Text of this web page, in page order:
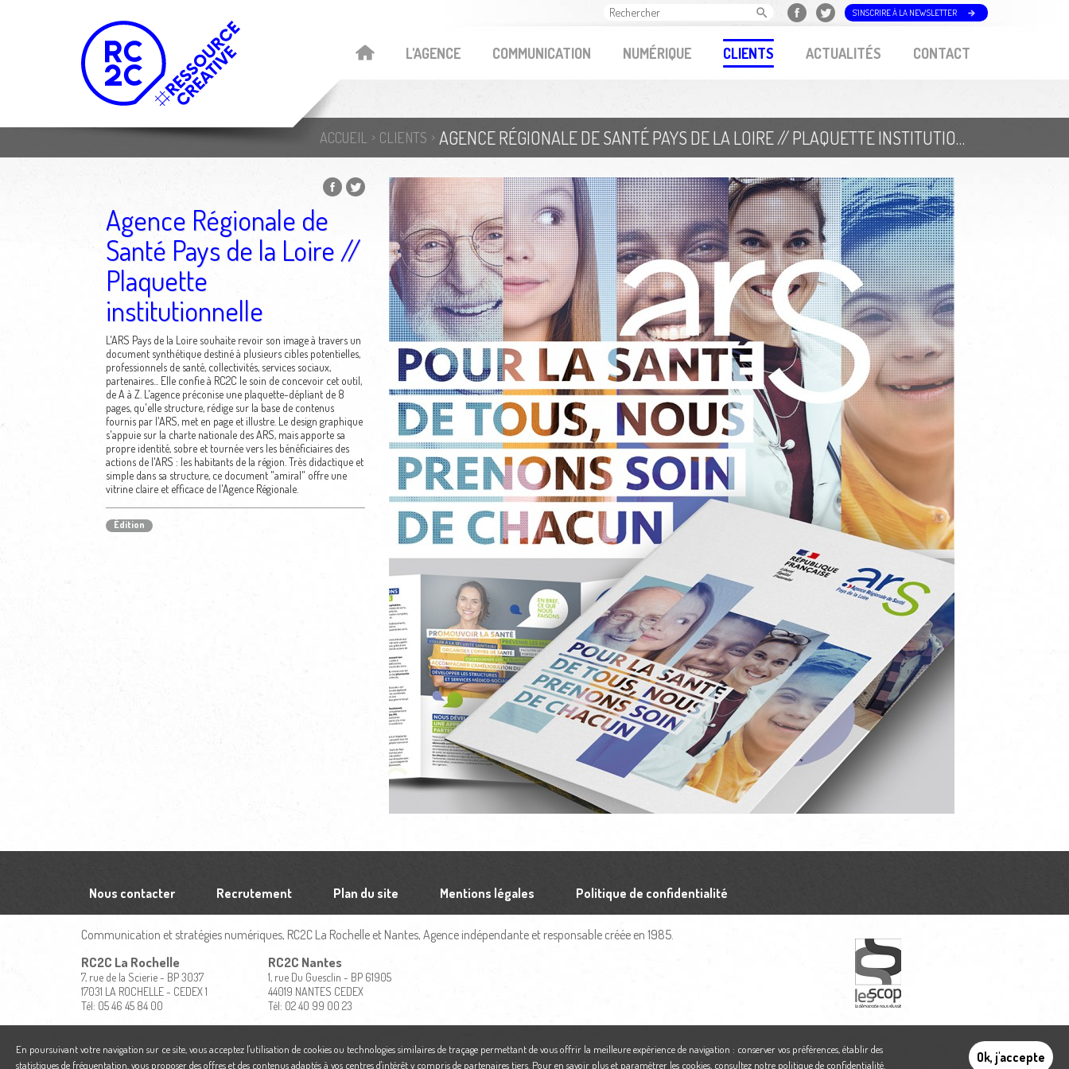
L'AGENCE COMMUNICATION NUMÉRIQUE CLIENTS ACTUALITÉS CONTACT
S'INSCRIRE À LA NEWSLETTER
ACCUEIL CLIENTS AGENCE RÉGIONALE DE SANTÉ PAYS DE LA LOIRE // PLAQUETTE INSTITUTIONNELLE
Agence Régionale de
Santé Pays de la Loire //
Plaquette
institutionnelle
L'ARS Pays de la Loire souhaite revoir son image à travers un
document synthétique destiné à plusieurs cibles potentielles,
professionnels de santé, collectivités, services sociaux,
partenaires... Elle confie à RC2C le soin de concevoir cet outil,
de A à Z. L'agence préconise une plaquette-dépliant de 8
pages, qu'elle structure, rédige sur la base de contenus
fournis par l'ARS, met en page et illustre. Le design graphique
s'appuie sur la charte nationale des ARS, mais apporte sa
propre identité, sobre et tournée vers les bénéficiaires des
actions de l'ARS : les habitants de la région. Très didactique et
simple dans sa structure, ce document "amiral" offre une
vitrine claire et efficace de l'Agence Régionale.
Édition
Nous contacter Recrutement Plan du site Mentions légales Politique de confidentialité
Communication et stratégies numériques, RC2C La Rochelle et Nantes, Agence indépendante et responsable créée en 1985.
RC2C La Rochelle
7, rue de la Scierie - BP 3037
17031 LA ROCHELLE - CEDEX 1
Tél: 05 46 45 84 00
RC2C Nantes
1, rue Du Guesclin - BP 61905
44019 NANTES CEDEX
Tél: 02 40 99 00 23
En poursuivant votre navigation sur ce site, vous acceptez l'utilisation de cookies ou technologies similaires de traçage permettant de vous offrir la meilleure expérience de navigation : conserver vos préférences, établir des
statistiques de fréquentation, vous proposer des offres et des contenus adaptés à vos centres d'intérêt y compris de partenaires tiers. Pour en savoir plus et paramétrer les cookies, consultez notre politique de confidentialité Ok, j'accepte